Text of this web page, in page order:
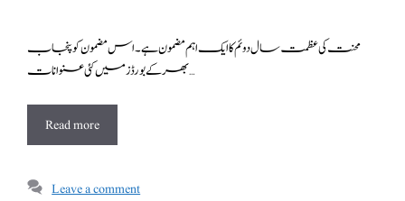
محنت کی عظمت سال دوئم کا ایک اہم مضمون ہے ۔اس مضمون کو پنجاب
بھر کے بورڈز میں کئی عنوانات …
Read more
Leave a comment